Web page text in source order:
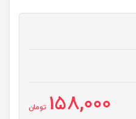
158,000 تومان